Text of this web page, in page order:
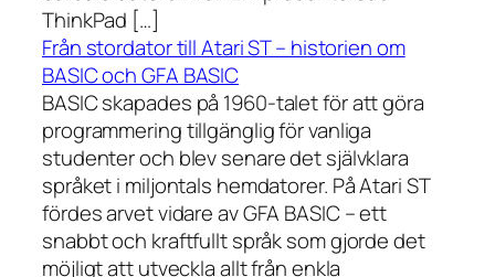
ThinkPad […]
Från stordator till Atari ST – historien om
BASIC och GFA BASIC
BASIC skapades på 1960-talet för att göra
programmering tillgänglig för vanliga
studenter och blev senare det självklara
språket i miljontals hemdatorer. På Atari ST
fördes arvet vidare av GFA BASIC – ett
snabbt och kraftfullt språk som gjorde det
möjligt att utveckla allt från enkla